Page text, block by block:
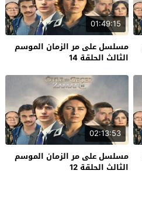
01:49:15
مسلسل على مر الزمان الموسم
الثالث الحلقة 14
02:13:53
مسلسل على مر الزمان الموسم
الثالث الحلقة 12